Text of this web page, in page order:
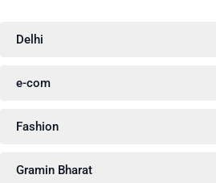
Delhi
e-com
Fashion
Gramin Bharat